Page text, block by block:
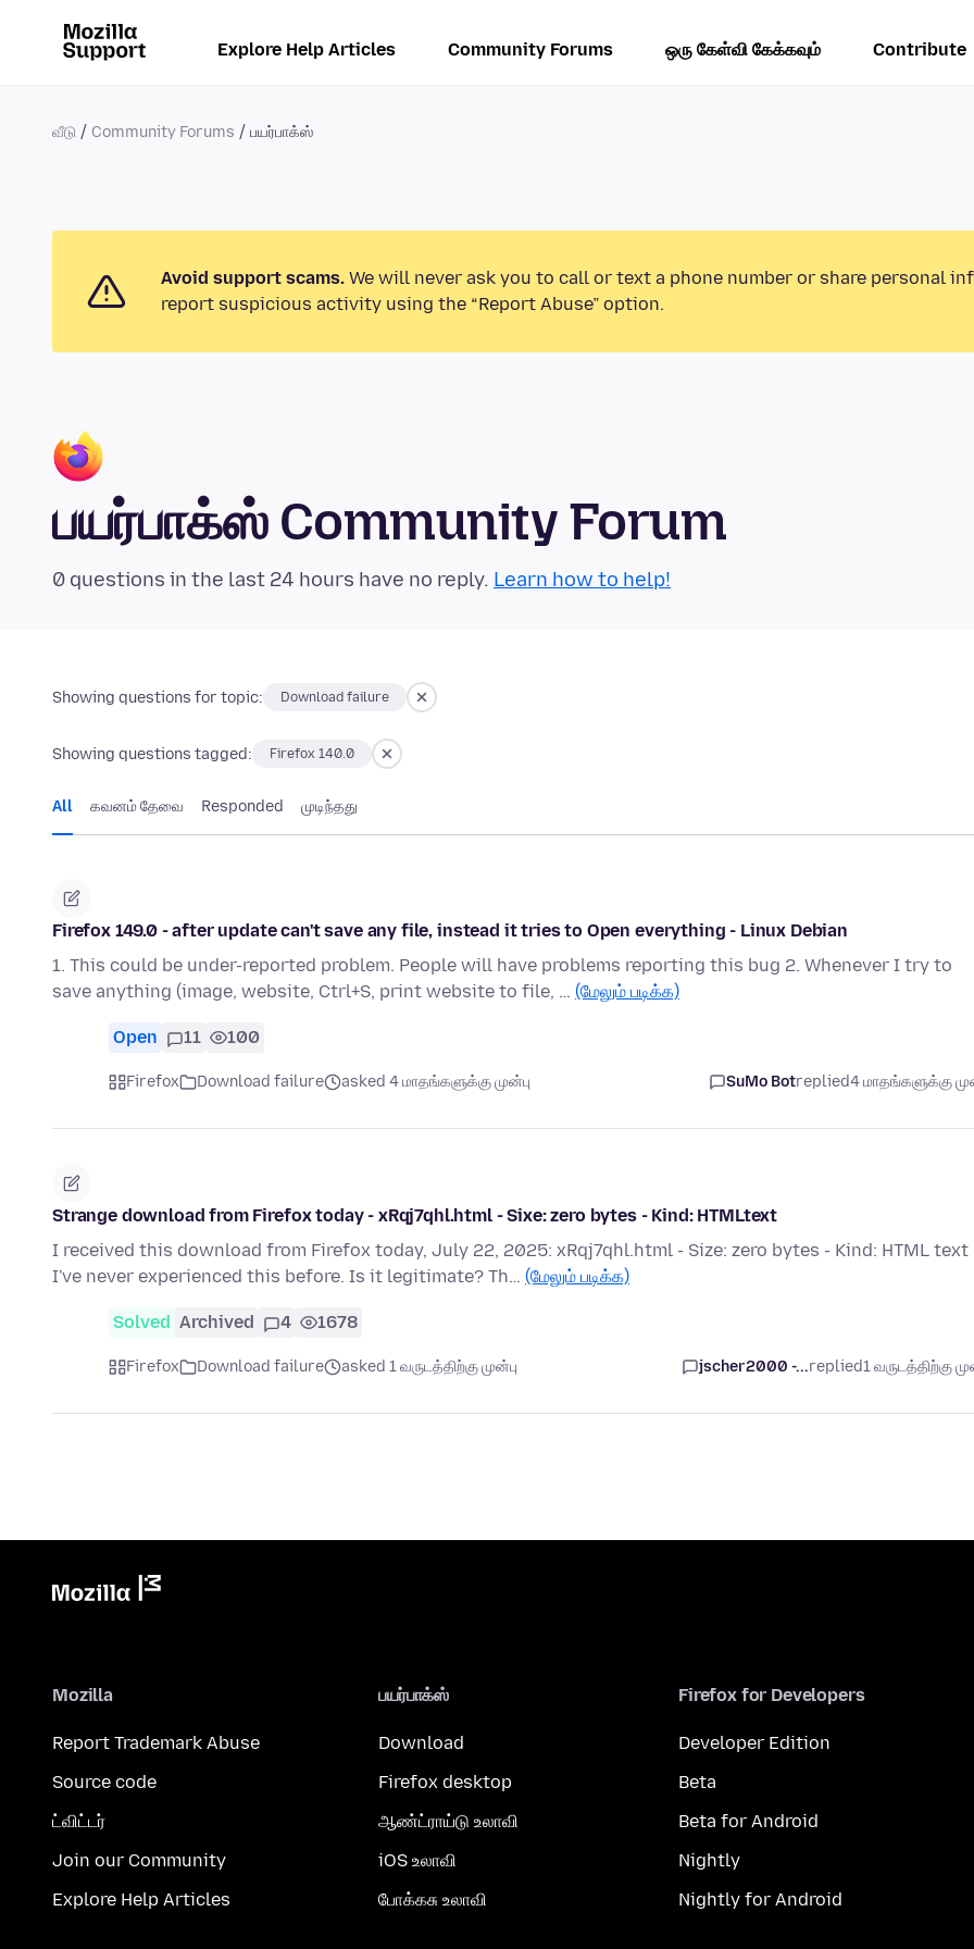
Explore Help Articles Community Forums ஒரு கேள்வி கேக்கவும் Contribute
வீடு Community Forums பயர்பாக்ஸ்
Avoid support scams. We will never ask you to call or text a phone number or share personal
report suspicious activity using the “Report Abuse” option.
பயர்பாக்ஸ் Community Forum
0 questions in the last 24 hours have no reply. Learn how to help!
Showing questions for topic: Download failure
Showing questions tagged: Firefox 140.0
All கவனம் தேவை Responded முடிந்தது
Firefox 149.0 - after update can't save any file, instead it tries to Open everything - Linux Debian
1. This could be under-reported problem. People will have problems reporting this bug 2. Whenever I try to
save anything (image, website, Ctrl+S, print website to file, … (மேலும் படிக்க)
Open 11 100
Firefox Download failure asked 4 மாதங்களுக்கு முன்பு SuMo Botreplied4 மாதங்களுக்கு
Strange download from Firefox today - xRqj7qhl.html - Sixe: zero bytes - Kind: HTMLtext
I received this download from Firefox today, July 22, 2025: xRqj7qhl.html - Size: zero bytes - Kind: HTML text
I've never experienced this before. Is it legitimate? Th… (மேலும் படிக்க)
Solved Archived 4 1678
Firefox Download failure asked 1 வருடத்திற்கு முன்பு jscher2000 -...replied1 வருடத்திற்கு
Mozilla
Report Trademark Abuse
Source code
ட்விட்டர்
Join our Community
Explore Help Articles
பயர்பாக்ஸ்
Download
Firefox desktop
ஆண்ட்ராய்டு உலாவி
iOS உலாவி
போக்கசு உலாவி
Firefox for Developers
Developer Edition
Beta
Beta for Android
Nightly
Nightly for Android